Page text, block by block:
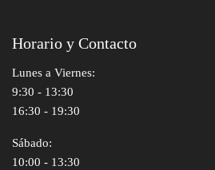
Horario y Contacto
Lunes a Viernes:
9:30 - 13:30
16:30 - 19:30
Sábado:
10:00 - 13:30